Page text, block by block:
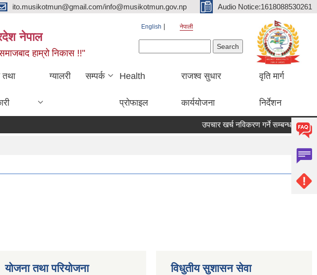
ito.musikotmun@gmail.com/info@musikotmun.gov.np Audio Notice:1618088530261
नेपाल
हाम्रो निकास !!"
English नेपाली
ग्यालरी सम्पर्क Health
प्रोफाइल
राजश्व सुधार
कार्ययोजना
वृति मार्ग
निर्देशन
उपचार खर्च नविकरण गर्ने सम्बन्धमा
योजना तथा परियोजना विधुतीय सुशासन सेवा